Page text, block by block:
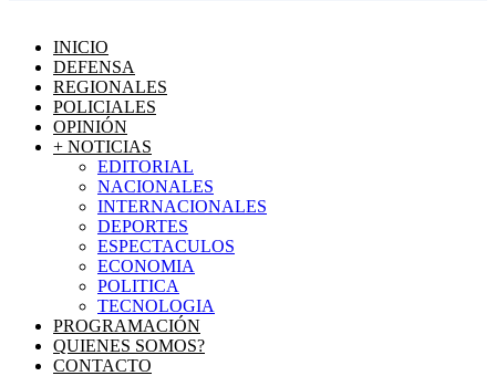
INICIO
DEFENSA
REGIONALES
POLICIALES
OPINIÓN
+ NOTICIAS
EDITORIAL
NACIONALES
INTERNACIONALES
DEPORTES
ESPECTACULOS
ECONOMIA
POLITICA
TECNOLOGIA
PROGRAMACIÓN
QUIENES SOMOS?
CONTACTO